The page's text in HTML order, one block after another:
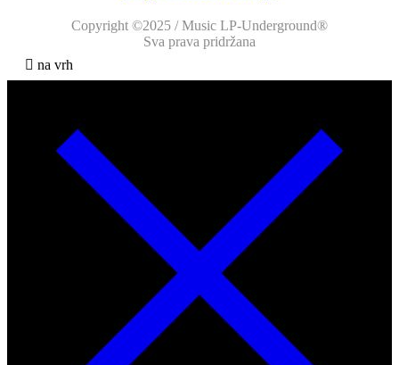
Copyright ©2025 / Music LP-Underground®
Sva prava pridržana
na vrh